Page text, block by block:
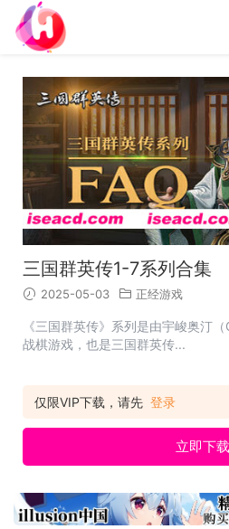
三国群英传1-7系列合集
2025-05-03 正经游戏
《三国群英传》系列是由宇峻奥汀
战棋游戏，也是三国群英传...
仅限VIP下载，请先 登录
立即下载